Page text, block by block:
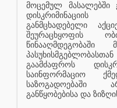
მოცემულ მასალებში
დისკრიმინაციის
განმცხადებელი
შეურაცხყოფის
გაამძაფროს
საინფორმაციო
საზოგადოებაში
განწყობებისა და